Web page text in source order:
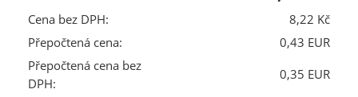
Cena bez DPH:
8,22 Kč
Přepočtená cena:
0,43 EUR
Přepočtená cena bez
DPH:
0,35 EUR